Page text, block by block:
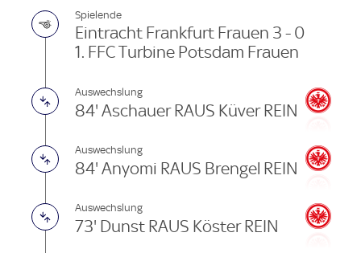
Spielende
Eintracht Frankfurt Frauen 3 - 0
1. FFC Turbine Potsdam Frauen
Auswechslung
84' Aschauer RAUS Küver REIN
Auswechslung
84' Anyomi RAUS Brengel REIN
Auswechslung
73' Dunst RAUS Köster REIN